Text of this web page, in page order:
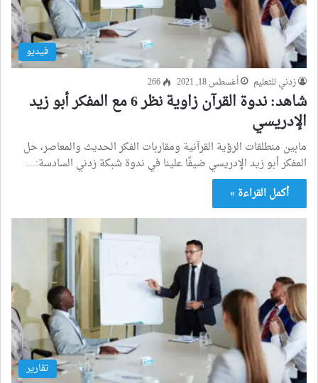
فيديو
زدني للتعليم أغسطس 18, 2021 266
شاهد: ندوة القرآن زاوية نظر 6 مع المفكر أبو زيد
الإدريسي
مابين منطلقات الرؤية القرآنية ومقاربات الفكر الحديث والمعاصر، حل
المفكر أبو زيد الإدريسي ضيفًا علينا في ندوة شبكة زدني السادسة:…
أكمل القراءة »
تقارير